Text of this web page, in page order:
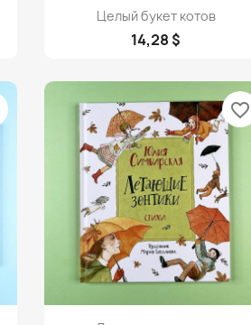
Просмотр
Целый букет котов
14,28 $
favorite_border